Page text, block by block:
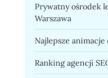
Prywatny ośrodek
Warszawa
Najlepsze
Ranking agencji